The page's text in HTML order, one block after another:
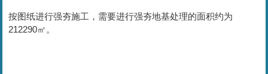
按图纸进行强夯施工，需要进行强夯地基处理的面积约为
212290㎡。